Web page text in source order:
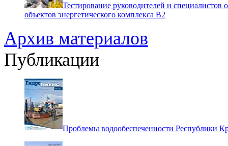
Тестирование руководителей и специалистов
объектов энергетического комплекса В2
Архив материалов
Публикации
Проблемы водообеспеченности Республики